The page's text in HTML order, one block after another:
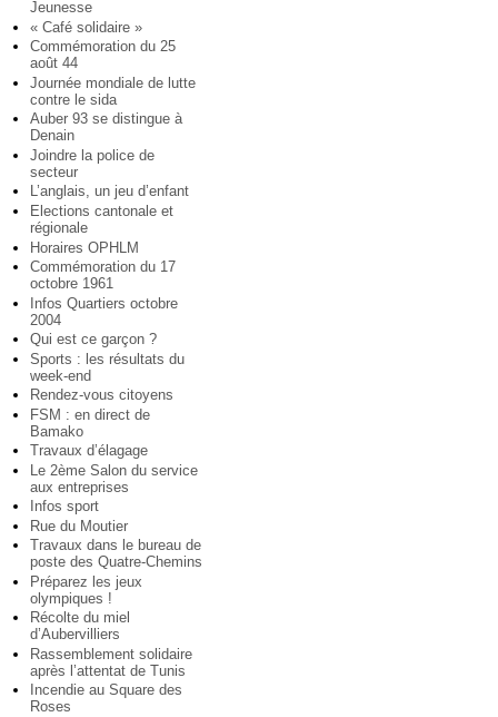
Jeunesse
« Café solidaire »
Commémoration du 25
août 44
Journée mondiale de lutte
contre le sida
Auber 93 se distingue à
Denain
Joindre la police de
secteur
L’anglais, un jeu d’enfant
Elections cantonale et
régionale
Horaires OPHLM
Commémoration du 17
octobre 1961
Infos Quartiers octobre
2004
Qui est ce garçon ?
Sports : les résultats du
week-end
Rendez-vous citoyens
FSM : en direct de
Bamako
Travaux d’élagage
Le 2ème Salon du service
aux entreprises
Infos sport
Rue du Moutier
Travaux dans le bureau de
poste des Quatre-Chemins
Préparez les jeux
olympiques !
Récolte du miel
d’Aubervilliers
Rassemblement solidaire
après l’attentat de Tunis
Incendie au Square des
Roses